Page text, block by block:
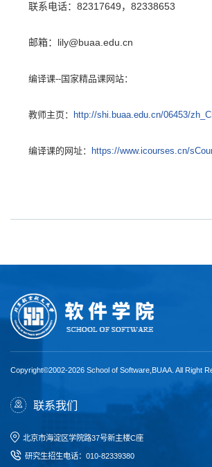
联系电话：82317649，82338653
邮箱：lily@buaa.edu.cn
编译课--国家精品课网站：
教师主页： http://shi.buaa.edu.cn/06453/
编译课的网址： https://www.icourses.cn/
Copyright©2002-2026 School of Software,BUAA. All Right
联系我们
北京市海淀区学院路37号新主楼C座
研究生招生电话： 010-82339380